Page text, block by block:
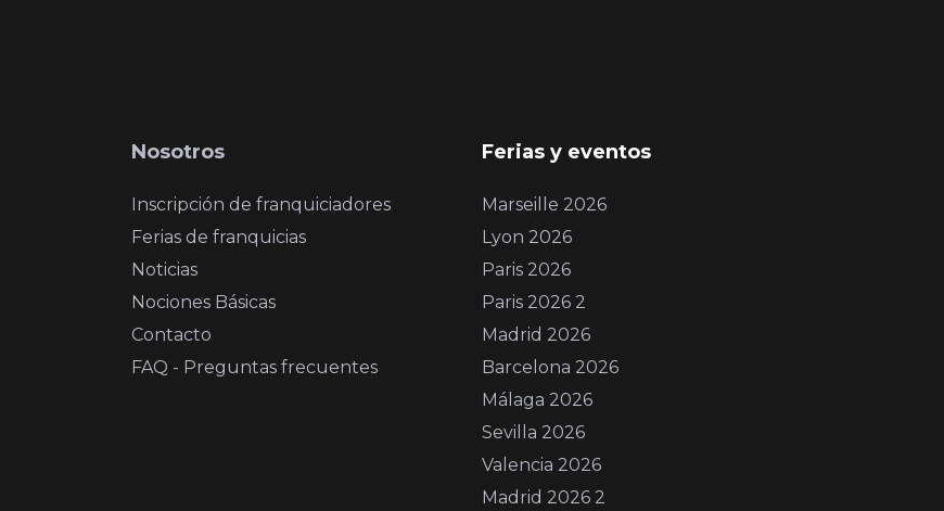
Nosotros
Inscripción de franquiciadores
Ferias de franquicias
Noticias
Nociones Básicas
Contacto
FAQ - Preguntas frecuentes
Ferias y eventos
Marseille 2026
Lyon 2026
Paris 2026
Paris 2026 2
Madrid 2026
Barcelona 2026
Málaga 2026
Sevilla 2026
Valencia 2026
Madrid 2026 2